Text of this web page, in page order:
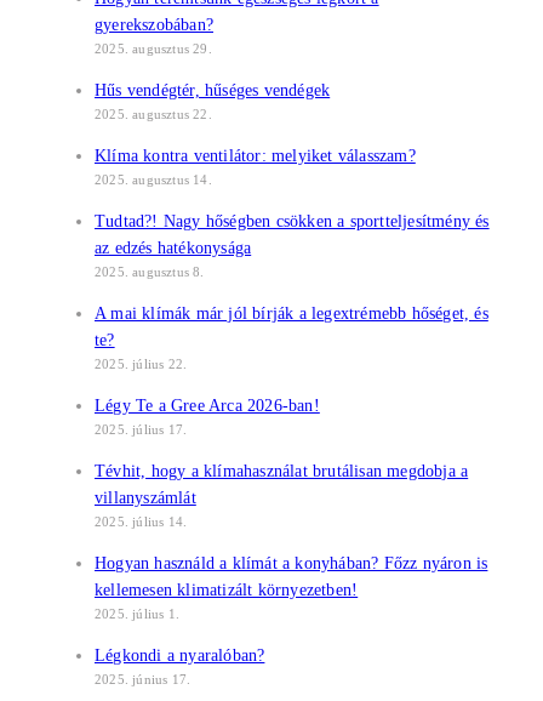
gyerekszobában?
2025. augusztus 29.
Hűs vendégtér, hűséges vendégek
2025. augusztus 22.
Klíma kontra ventilátor: melyiket válasszam?
2025. augusztus 14.
Tudtad?! Nagy hőségben csökken a sportteljesítmény és
az edzés hatékonysága
2025. augusztus 8.
A mai klímák már jól bírják a legextrémebb hőséget, és
te?
2025. július 22.
Légy Te a Gree Arca 2026-ban!
2025. július 17.
Tévhit, hogy a klímahasználat brutálisan megdobja a
villanyszámlát
2025. július 14.
Hogyan használd a klímát a konyhában? Főzz nyáron is
kellemesen klimatizált környezetben!
2025. július 1.
Légkondi a nyaralóban?
2025. június 17.